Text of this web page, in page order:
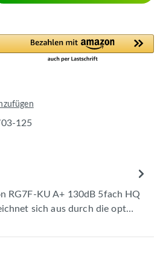
125
RG7F-KU A+ 130dB 5fach HQ
sich aus durch die opt…